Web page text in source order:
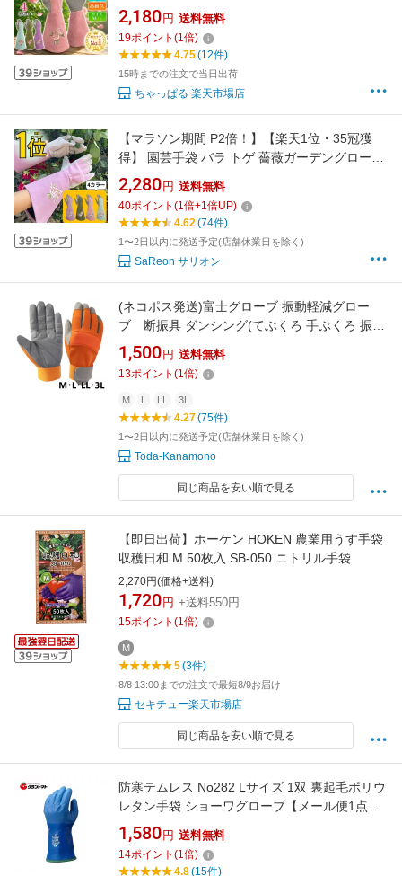
ーブ ガーデン手袋 薔薇 トゲ防止 花柄 ロング
耐穿刺性
2,180 円 送料無料
19ポイント (1倍)
4.75(12件)
15時までの注文で当日出荷
ちゃっぱる 楽天市場店
【マラソン期間 P2倍！】【楽天1位・35冠獲
得】 園芸手袋 バラ トゲ 薔薇ガーデングローブ
園芸用手袋 園芸 手袋 バラ用手袋 バラ トゲ 防
止 革 長袖 ロング レディース おしゃれ 女性
2,280 円 送料無料
40ポイント (1倍+1倍UP)
4.62(74件)
1〜2日以内に発送予定(店舗休業日を除く)
SaReon サリオン
(ネコポス発送)富士グローブ 振動軽減グロー
ブ 断振具 ダンシング(てぶくろ 手ぶくろ 振動
止め 防振手袋 作業用手袋 作業手袋 チェーンソ
ー 草刈機 グラインダー グローブ 通販)
1,500 円 送料無料
13ポイント (1倍)
M L LL 3L
4.27(75件)
1〜2日以内に発送予定(店舗休業日を除く)
Toda-Kanamono
同じ商品を安い順で見る
【即日出荷】ホーケン HOKEN 農業用うす手袋
収穫日和 M 50枚入 SB-050 ニトリル手袋
2,270円(価格+送料)
1,720 円 +送料550円
15ポイント (1倍)
M
5(3件)
8/8 13:00までの注文で最短8/9お届け
セキチュー楽天市場店
同じ商品を安い順で見る
防寒テムレス No282 Lサイズ 1双 裏起毛ポリウ
レタン手袋 ショーワグローブ【メール便1点ま
で】
1,580 円 送料無料
14ポイント (1倍)
4.8(15件)